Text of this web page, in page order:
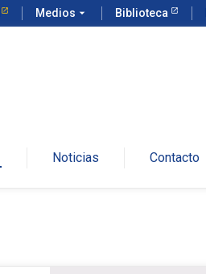
Medios arrow_drop_down Biblioteca
Noticias Contacto